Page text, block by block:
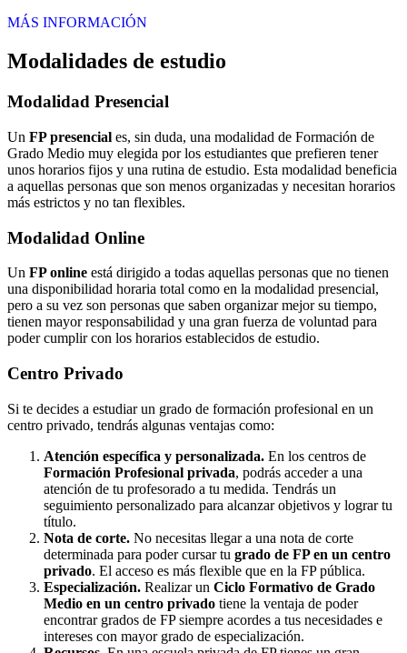
MÁS INFORMACIÓN
Modalidades de estudio
Modalidad Presencial
Un FP presencial es, sin duda, una modalidad de Formación de
Grado Medio muy elegida por los estudiantes que prefieren tener
unos horarios fijos y una rutina de estudio. Esta modalidad beneficia
a aquellas personas que son menos organizadas y necesitan horarios
más estrictos y no tan flexibles.
Modalidad Online
Un FP online está dirigido a todas aquellas personas que no tienen
una disponibilidad horaria total como en la modalidad presencial,
pero a su vez son personas que saben organizar mejor su tiempo,
tienen mayor responsabilidad y una gran fuerza de voluntad para
poder cumplir con los horarios establecidos de estudio.
Centro Privado
Si te decides a estudiar un grado de formación profesional en un
centro privado, tendrás algunas ventajas como:
Atención específica y personalizada. En los centros de
Formación Profesional privada, podrás acceder a una
atención de tu profesorado a tu medida. Tendrás un
seguimiento personalizado para alcanzar objetivos y lograr tu
título.
Nota de corte. No necesitas llegar a una nota de corte
determinada para poder cursar tu grado de FP en un centro
privado. El acceso es más flexible que en la FP pública.
Especialización. Realizar un Ciclo Formativo de Grado
Medio en un centro privado tiene la ventaja de poder
encontrar grados de FP siempre acordes a tus necesidades e
intereses con mayor grado de especialización.